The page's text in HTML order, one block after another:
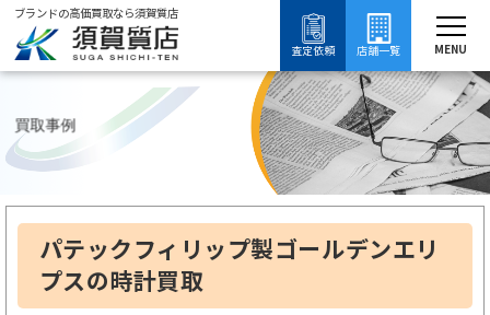
ブランドの高価買取なら須賀質店
査定依頼
店舗一覧 MENU
ブランド買取 時計買取 パテックフィリップ買取 ゴールデンエリプス買取
買取事例
パテックフィリップ製ゴールデンエリ
プスの時計買取